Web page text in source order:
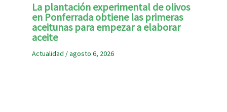
La plantación experimental de olivos
en Ponferrada obtiene las primeras
aceitunas para empezar a elaborar
aceite
Actualidad /agosto 6, 2026